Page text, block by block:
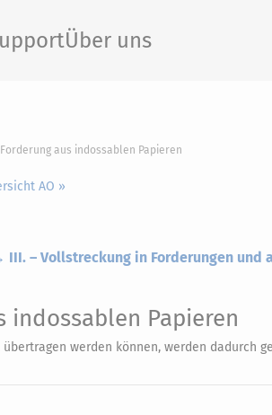
Über uns
Forderung aus indossablen Papieren
AO »
– Vollstreckung in Forderungen und
indossablen Papieren
werden können, werden dadurch